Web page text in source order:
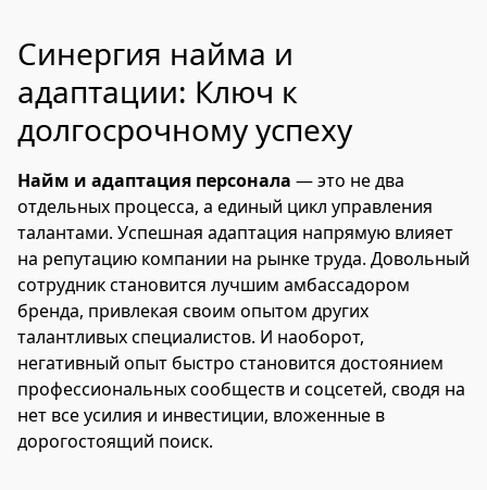
Синергия найма и
адаптации: Ключ к
долгосрочному успеху
Найм и адаптация персонала — это не два
отдельных процесса, а единый цикл управления
талантами. Успешная адаптация напрямую влияет
на репутацию компании на рынке труда. Довольный
сотрудник становится лучшим амбассадором
бренда, привлекая своим опытом других
талантливых специалистов. И наоборот,
негативный опыт быстро становится достоянием
профессиональных сообществ и соцсетей, сводя на
нет все усилия и инвестиции, вложенные в
дорогостоящий поиск.